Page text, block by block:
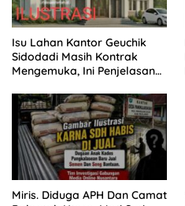
Isu Lahan Kantor Geuchik
Sidodadi Masih Kontrak
Mengemuka, Ini Penjelasan
Miris. Diduga APH Dan Camat